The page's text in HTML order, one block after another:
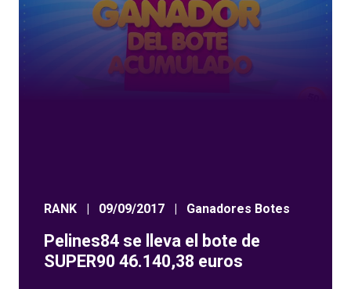
RANK | 09/09/2017 | Ganadores Botes
Pelines84 se lleva el bote de
SUPER90 46.140,38 euros